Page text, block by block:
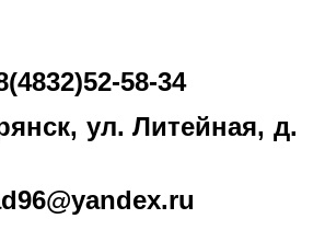
58-34
ул. Литейная, д.